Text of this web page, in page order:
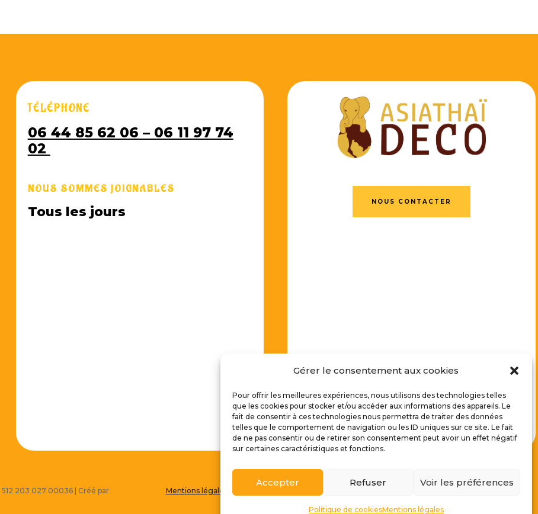
Gérer le consentement aux cookies
Pour offrir les meilleures expériences, nous utilisons des technologies telles
que les cookies pour stocker et/ou accéder aux informations des appareils. Le
fait de consentir à ces technologies nous permettra de traiter des données
telles que le comportement de navigation ou les ID uniques sur ce site. Le fait
de ne pas consentir ou de retirer son consentement peut avoir un effet négatif
sur certaines caractéristiques et fonctions.
Accepter Refuser Voir les préférences
Politique de cookiesMentions légales
TÉLÉPHONE
06 44 85 62 06 – 06 11 97 74
02
NOUS SOMMES JOIGNABLES
Tous les jours
NOUS CONTACTER
203 027 00036 | Créé par Mentions légales